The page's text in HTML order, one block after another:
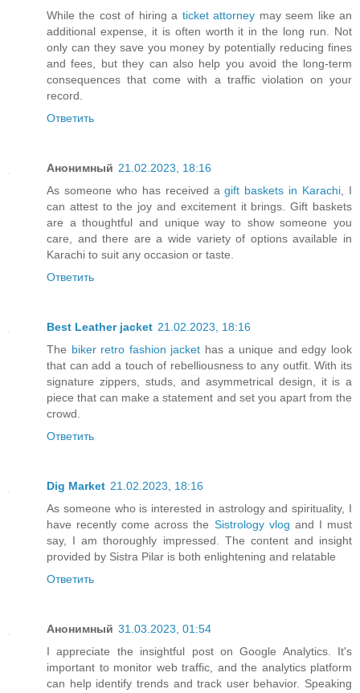
While the cost of hiring a ticket attorney may seem like an
additional expense, it is often worth it in the long run. Not
only can they save you money by potentially reducing fines
and fees, but they can also help you avoid the long-term
consequences that come with a traffic violation on your
record.
Ответить
Анонимный 21.02.2023, 18:16
As someone who has received agift baskets in Karachi , I
can attest to the joy and excitement it brings. Gift baskets
are a thoughtful and unique way to show someone you
care, and there are a wide variety of options available in
Karachi to suit any occasion or taste.
Ответить
Best Leather jacket 21.02.2023, 18:16
The biker retro fashion jacket has a unique and edgy look
that can add a touch of rebelliousness to any outfit. With its
signature zippers, studs, and asymmetrical design, it is a
piece that can make a statement and set you apart from the
crowd.
Ответить
Dig Market 21.02.2023, 18:16
As someone who is interested in astrology and spirituality, I
have recently come across the Sistrology vlog and I must
say, I am thoroughly impressed. The content and insight
provided by Sistra Pilar is both enlightening and relatable
Ответить
Анонимный 31.03.2023, 01:54
I appreciate the insightful post on Google Analytics. It's
important to monitor web traffic, and the analytics platform
can help identify trends and track user behavior. Speaking